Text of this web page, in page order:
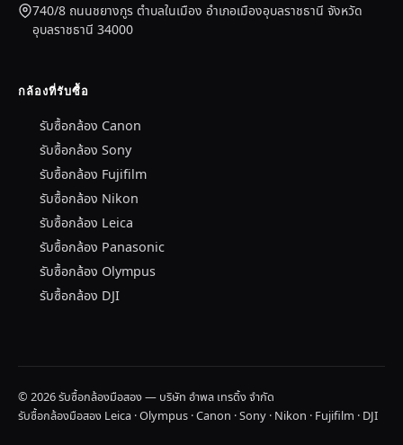
740/8 ถนนชยางกูร ตำบลในเมือง อำเภอเมืองอุบลราชธานี จังหวัด
อุบลราชธานี 34000
กล้องที่รับซื้อ
รับซื้อกล้อง Canon
รับซื้อกล้อง Sony
รับซื้อกล้อง Fujifilm
รับซื้อกล้อง Nikon
รับซื้อกล้อง Leica
รับซื้อกล้อง Panasonic
รับซื้อกล้อง Olympus
รับซื้อกล้อง DJI
© 2026 รับซื้อกล้องมือสอง — บริษัท อำพล เทรดิ้ง จำกัด
รับซื้อกล้องมือสอง Leica · Olympus · Canon · Sony · Nikon · Fujifilm · DJI